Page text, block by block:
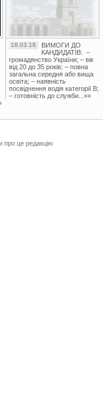
18.03.18
ВИМОГИ ДО
КАНДИДАТІВ: –
громадянство України; – вік
від 20 до 35 років; – повна
загальна середня або вища
освіта; – наявність
посвідчення водія категорії В;
– готовність до служби...»»
про це редакцію